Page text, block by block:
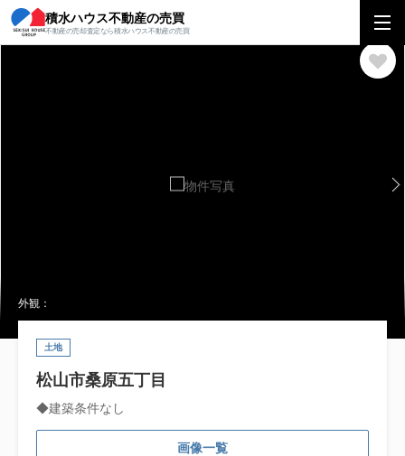
積水ハウス不動産の売買
不動産の売却査定なら積水ハウス不動産の売買
積水ハウス不動産の売買 中四国エリア 松山
土地
松山市桑原五丁目
◆建築条件なし
画像一覧
外観：